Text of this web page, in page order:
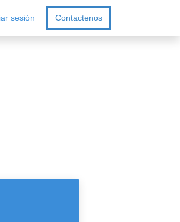
sesión Contactenos